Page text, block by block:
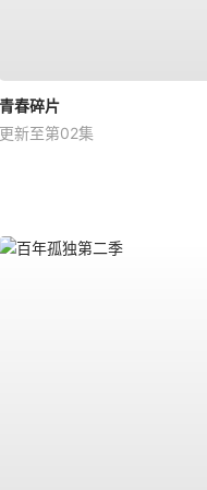
青春碎片
更新至第02集